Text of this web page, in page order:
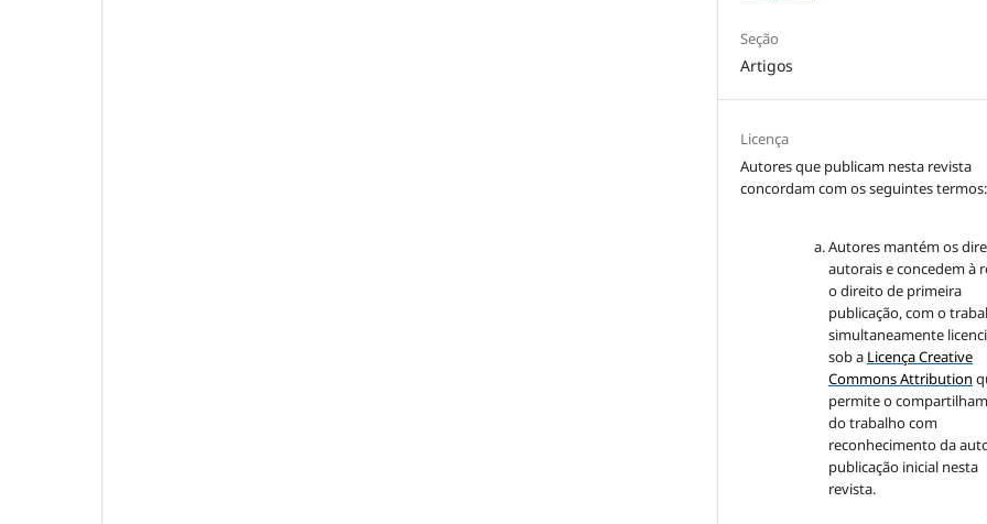
Seção
Artigos
Licença
Autores que publicam nesta revista
concordam com os seguintes termos:
Autores mantém os
autorais e concedem à
o direito de primeira
publicação, com o
simultaneamente
sob a Licença Creative
Commons Attribution
permite o
do trabalho com
reconhecimento da
publicação inicial nesta
revista.